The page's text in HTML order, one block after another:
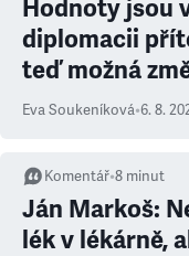
Hodnoty jsou
diplomacii
teď možná
Eva Soukeníková•6. 8.
Komentář•8 minut
Ján Markoš:
lék v lékárně,